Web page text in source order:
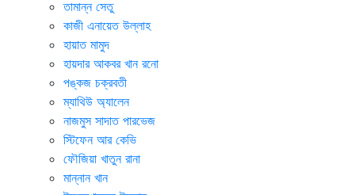
তামান্ন সেতু
কাজী এনায়েত উল্লাহ
হায়াত মামুদ
হায়দার আকবর খান রনো
পঙ্কজ চক্রবতী
ম্যাথিউ অ্যালেন
নাজমুস সাদাত পারভেজ
স্টিফেন আর কেভি
ফৌজিয়া খাতুন রানা
মান্নান খান